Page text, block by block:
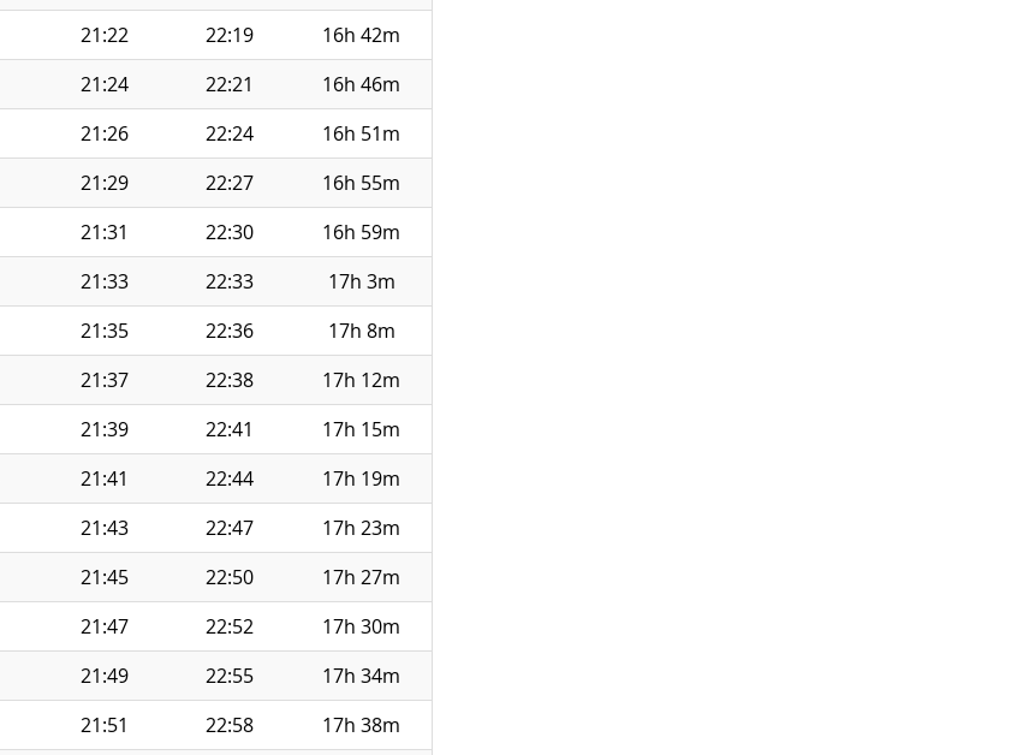
21:22 22:19
16h 42m
21:24 22:21
16h 46m
21:26 22:24
16h 51m
21:29 22:27
16h 55m
21:31 22:30
16h 59m
21:33 22:33
17h 3m
21:35 22:36
17h 8m
21:37 22:38
17h 12m
21:39 22:41
17h 15m
21:41 22:44
17h 19m
21:43 22:47
17h 23m
21:45 22:50
17h 27m
21:47 22:52
17h 30m
21:49 22:55
17h 34m
21:51 22:58 17h 38m